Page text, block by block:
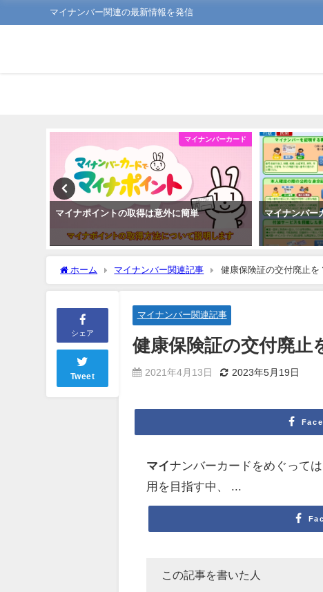
マイナンバー関連の最新情報を発信
マイナンバーカード
マイナポイントの取得は意外に簡単 マイナンバー
ホーム マイナンバー関連記事 健康保険証の交付廃止を
シェア
Tweet
マイナンバー関連記事
健康保険証の交付廃止
2021年4月13日 2023年5月19日
マイナンバーカードをめぐって
用を目指す中、 ...
この記事を書いた人